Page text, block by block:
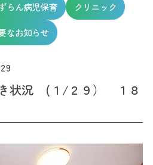
らん病児保育 クリニック
なお知らせ
き状況 (１/２９） １８